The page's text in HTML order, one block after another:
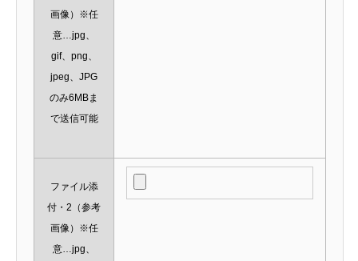
画像）※任
意…jpg、
gif、png、
jpeg、JPG
のみ6MBま
で送信可能
ファイル添
付・2（参考
画像）※任
意…jpg、